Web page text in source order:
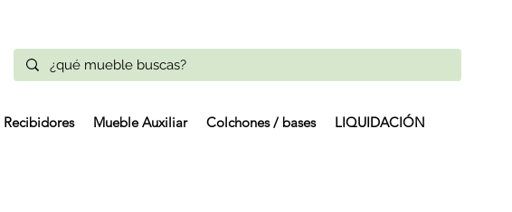
Recibidores Mueble Auxiliar Colchones / bases LIQUIDACIÓN